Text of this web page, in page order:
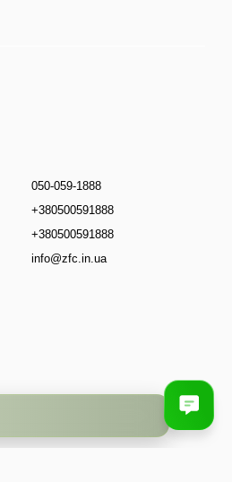
050-059-1888
+380500591888
+380500591888
info@zfc.in.ua